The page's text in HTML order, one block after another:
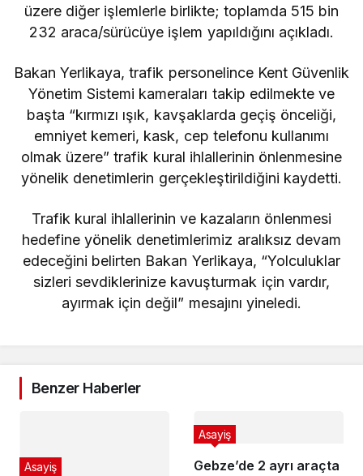
üzere diğer işlemlerle birlikte; toplamda 515 bin
232 araca/sürücüye işlem yapıldığını açıkladı.
Bakan Yerlikaya, trafik personelince Kent Güvenlik
Yönetim Sistemi kameraları takip edilmekte ve
başta “kırmızı ışık, kavşaklarda geçiş önceliği,
emniyet kemeri, kask, cep telefonu kullanımı
olmak üzere” trafik kural ihlallerinin önlenmesine
yönelik denetimlerin gerçekleştirildiğini kaydetti.
Trafik kural ihlallerinin ve kazaların önlenmesi
hedefine yönelik denetimlerimiz aralıksız devam
edeceğini belirten Bakan Yerlikaya, “Yolculuklar
sizleri sevdiklerinize kavuşturmak için vardır,
ayırmak için değil” mesajını yineledi.
Benzer Haberler
Asayiş
Gebze’de 2 ayrı araçta
Asayiş